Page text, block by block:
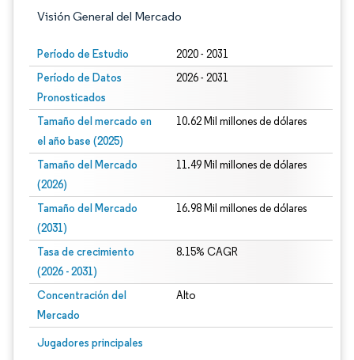
Visión General del Mercado
Período de Estudio 2020 - 2031
Período de Datos
Pronosticados
2026 - 2031
Tamaño del mercado en
el año base (2025)
10.62 Mil millones de dólares
Tamaño del Mercado
(2026)
11.49 Mil millones de dólares
Tamaño del Mercado
(2031)
16.98 Mil millones de dólares
Tasa de crecimiento
(2026 - 2031)
8.15% CAGR
Concentración del
Mercado
Alto
Jugadores principales
Imagen © Mordor Intelligence. El uso requiere atribución según CC BY 4.0.